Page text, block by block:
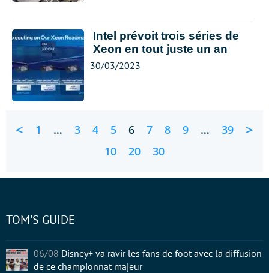
Intel prévoit trois séries de
Xeon en tout juste un an
30/03/2023
< 1 … 3 4 5 6 7 8 9 … 39 >
10 20 30
TOM'S GUIDE
06/08 Disney+ va ravir les fans de foot avec la diffusion
de ce championnat majeur